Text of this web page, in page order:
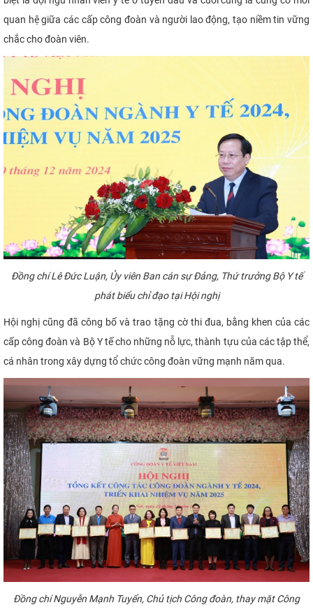
quan hệ giữa các cấp công đoàn và người lao động, tạo niềm tin vững
chắc cho đoàn viên.
Đồng chí Lê Đức Luận, Ủy viên Ban cán sự Đảng, Thứ trưởng Bộ Y tế
phát biểu chỉ đạo tại Hội nghị
Hội nghị cũng đã công bố và trao tặng cờ thi đua, bằng khen của các
cấp công đoàn và Bộ Y tế cho những nỗ lực, thành tựu của các tập thể,
cá nhân trong xây dựng tổ chức công đoàn vững mạnh năm qua.
Đồng chí Nguyễn Mạnh Tuyển, Chủ tịch Công đoàn, thay mặt Công